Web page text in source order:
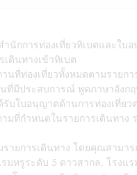
นักการท่องเที่ยวทิเบตและใบ
เดินทางเข้าทิเบต
นที่ท่องเที่ยวทั้งหมดตามรายกา
ที่มีประสบการณ์ พูดภาษาอังก
รับใบอนุญาตด้านการท่องเที่ยว
มที่กำหนดในรายการเดินทาง
ายการเดินทาง โดยคุณสามาร
รมหรูระดับ 5 ดาวสากล, โรงแ